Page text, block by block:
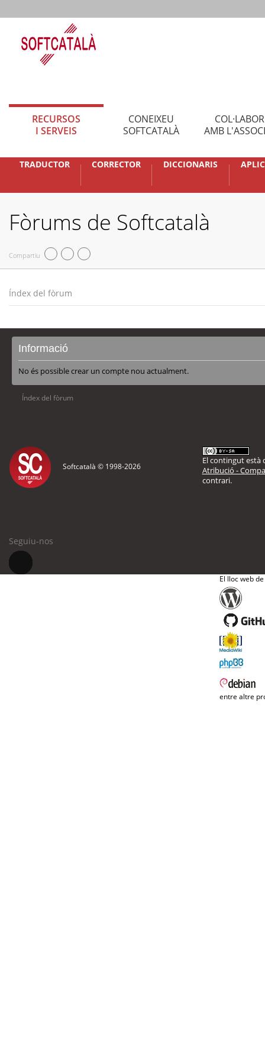
RECURSOS
I SERVEIS
CONEIXEU
SOFTCATALÀ
AMB
TRADUCTOR CORRECTOR DICCIONARIS
Fòrums de Softcatalà
Compartiu
Índex del fòrum
Informació
No és possible crear un compte nou actualment.
Índex del fòrum
Softcatalà © 1998-2026
El contingut està
Atribució -
contrari.
Seguiu-nos
El lloc web
entre altre